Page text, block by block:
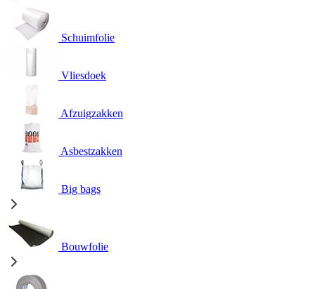
Schuimfolie
Vliesdoek
Afzuigzakken
Asbestzakken
Big bags
Bouwfolie